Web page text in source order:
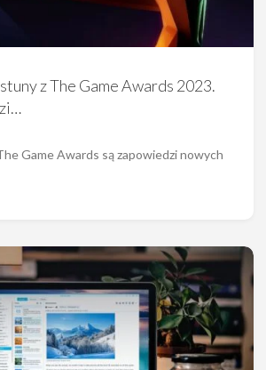
z The Game Awards 2023.
Game Awards są zapowiedzi nowych